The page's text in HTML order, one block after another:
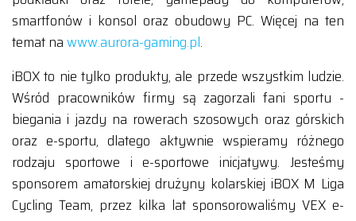
smartfonów i konsol oraz obudowy PC. Więcej na ten
temat nawww.aurora-gaming.pl.
iBOX to nie tylko produkty, ale przede wszystkim ludzie.
Wśród pracowników firmy są zagorzali fani sportu -
biegania i jazdy na rowerach szosowych oraz górskich
oraz e-sportu, dlatego aktywnie wspieramy różnego
rodzaju sportowe i e-sportowe inicjatywy. Jesteśmy
sponsorem amatorskiej drużyny kolarskiej iBOX M Liga
Cycling Team, przez kilka lat sponsorowaliśmy VEX e-